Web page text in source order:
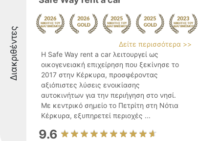
Διακριθέντες
Δείτε περισσότερα >>
Η Safe Way rent a car λειτουργεί ως
οικογενειακή επιχείρηση που ξεκίνησε το
2017 στην Κέρκυρα, προσφέροντας
αξιόπιστες λύσεις ενοικίασης
αυτοκινήτων για την περιήγηση στο νησί.
Με κεντρικό σημείο το Πετρίτη στη Νότια
Κέρκυρα, εξυπηρετεί περιοχές ...
9.6